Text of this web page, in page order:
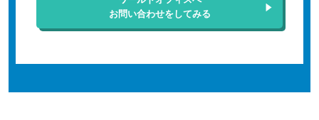
お問い合わせをしてみる